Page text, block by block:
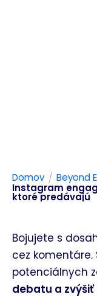
Domov / Beyond
Instagram
ktoré predávajú
Bojujete s
cez
potenciálnych
debatu a